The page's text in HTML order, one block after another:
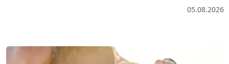
05.08.2026